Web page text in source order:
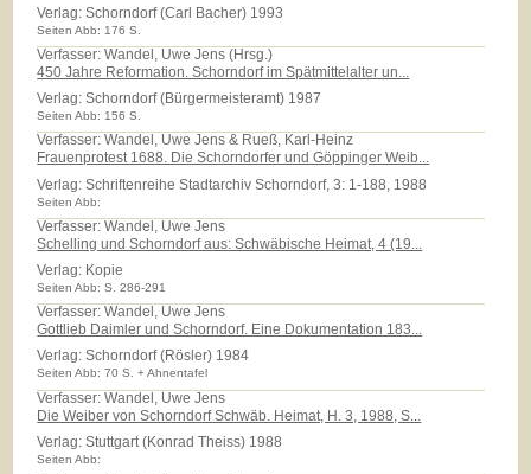
Verlag:Schorndorf (Carl Bacher) 1993
Seiten Abb: 176 S.
Verfasser: Wandel, Uwe Jens (Hrsg.)
450 Jahre Reformation. Schorndorf im Spätmittelalter un...
Verlag:Schorndorf (Bürgermeisteramt) 1987
Seiten Abb: 156 S.
Verfasser: Wandel, Uwe Jens & Rueß, Karl-Heinz
Frauenprotest 1688. Die Schorndorfer und Göppinger Weib...
Verlag:Schriftenreihe Stadtarchiv Schorndorf, 3: 1-188, 1988
Seiten Abb:
Verfasser: Wandel, Uwe Jens
Schelling und Schorndorf aus: Schwäbische Heimat, 4 (19...
Verlag: Kopie
Seiten Abb: S. 286-291
Verfasser: Wandel, Uwe Jens
Gottlieb Daimler und Schorndorf. Eine Dokumentation 183...
Verlag:Schorndorf (Rösler) 1984
Seiten Abb: 70 S. + Ahnentafel
Verfasser: Wandel, Uwe Jens
Die Weiber von Schorndorf Schwäb. Heimat, H. 3, 1988, S...
Verlag:Stuttgart (Konrad Theiss) 1988
Seiten Abb: